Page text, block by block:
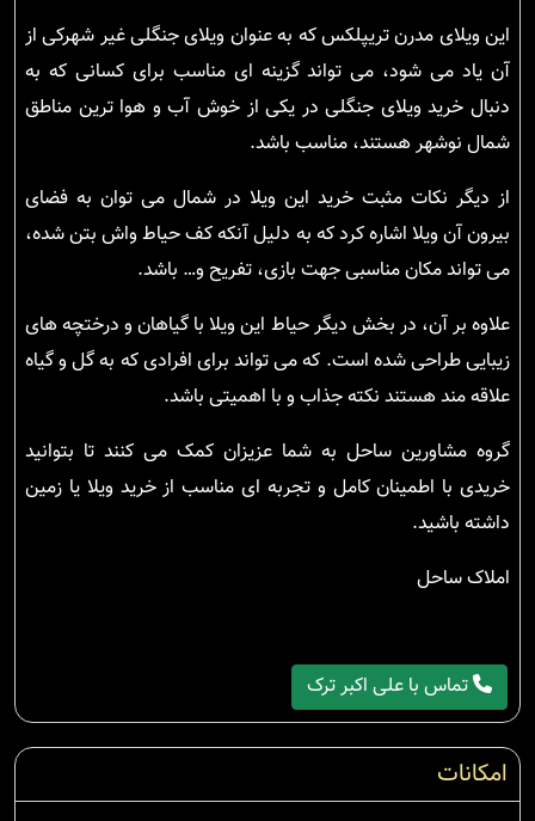
این ویلای مدرن تریپلکس که به عنوان ویلای جنگلی غیر شهرکی از
آن یاد می شود، می تواند گزینه ای مناسب برای کسانی که به
دنبال خرید ویلای جنگلی در یکی از خوش آب و هوا ترین مناطق
شمال نوشهر هستند، مناسب باشد.
از دیگر نکات مثبت خرید این ویلا در شمال می توان به فضای
بیرون آن ویلا اشاره کرد که به دلیل آنکه کف حیاط واش بتن شده،
می تواند مکان مناسبی جهت بازی، تفریح و… باشد.
علاوه بر آن، در بخش دیگر حیاط این ویلا با گیاهان و درختچه های
زیبایی طراحی شده است. که می تواند برای افرادی که به گل و گیاه
علاقه مند هستند نکته جذاب و با اهمیتی باشد.
گروه مشاورین ساحل به شما عزیزان کمک می کنند تا بتوانید
خریدی با اطمینان کامل و تجربه ای مناسب از خرید ویلا یا زمین
داشته باشید.
املاک ساحل
تماس با علی اکبر ترک
امکانات